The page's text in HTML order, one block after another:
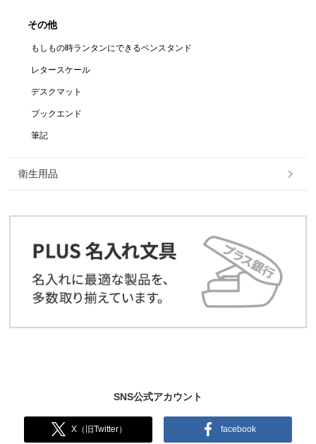
その他
もしもの時ランタンにできるペンスタンド
レタースケール
デスクマット
ブックエンド
筆記
衛生用品
SNS公式アカウント
X（旧Twitter） facebook